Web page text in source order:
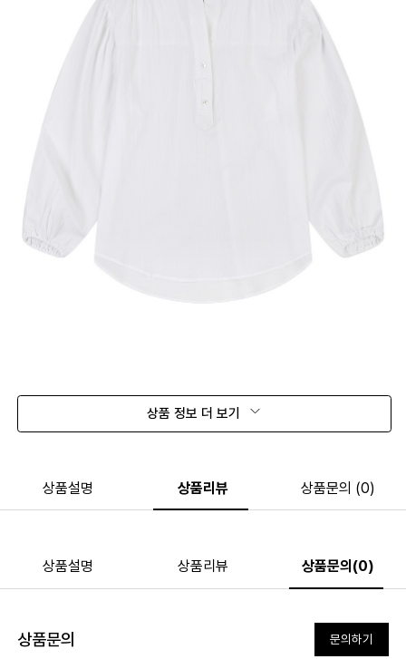
상품 정보 더 보기
상품설명 상품리뷰 상품문의 (0)
상품설명 상품리뷰 상품문의(0)
상품문의 문의하기